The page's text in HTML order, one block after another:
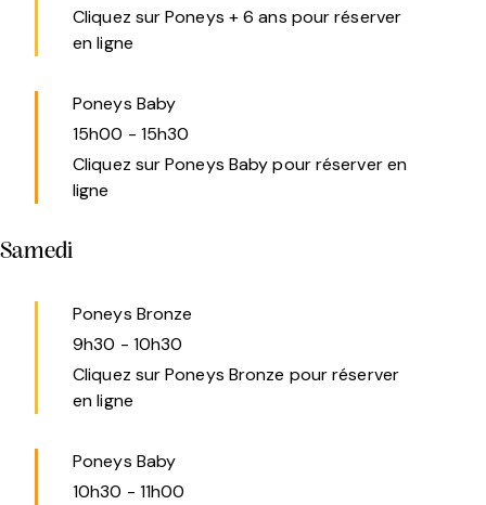
Cliquez sur Poneys + 6 ans pour réserver
en ligne
Poneys Baby
15h00 - 15h30
Cliquez sur Poneys Baby pour réserver en
ligne
Samedi
Poneys Bronze
9h30 - 10h30
Cliquez sur Poneys Bronze pour réserver
en ligne
Poneys Baby
10h30 - 11h00